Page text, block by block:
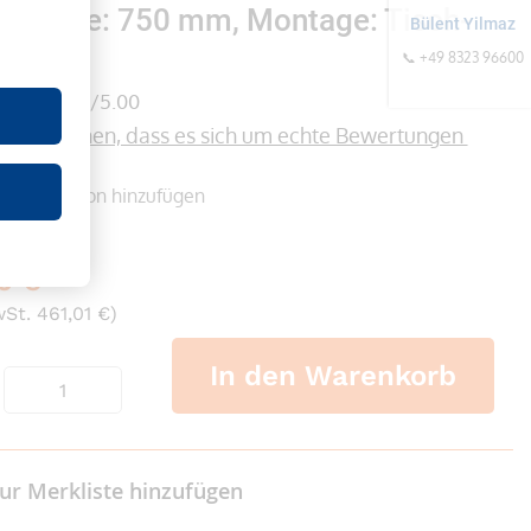
750 mm, Montage: Tisch-
(1) 5/5.00
dass es sich um echte Bewertungen
Rezension hinzufügen
€
461,01 €)
In den Warenkorb
Merkliste hinzufügen
Bülent Yilmaz
📞 +49 8323 96600